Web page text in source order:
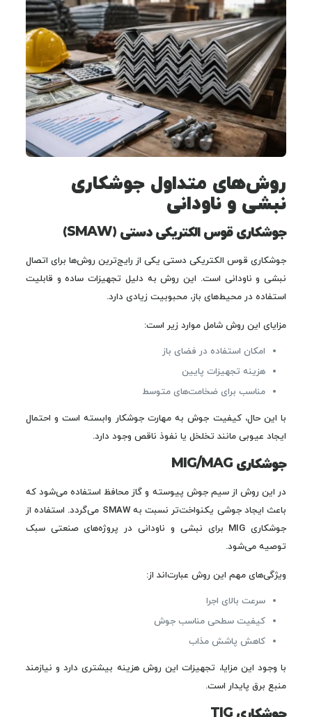
روش‌های متداول جوشکاری
نبشی و ناودانی
جوشکاری قوس الکتریکی دستی (SMAW)
جوشکاری قوس الکتریکی دستی یکی از رایج‌ترین روش‌ها برای اتصال
نبشی و ناودانی است. این روش به دلیل تجهیزات ساده و قابلیت
استفاده در محیط‌های باز، محبوبیت زیادی دارد.
مزایای این روش شامل موارد زیر است:
امکان استفاده در فضای باز
هزینه تجهیزات پایین
مناسب برای ضخامت‌های متوسط
با این حال، کیفیت جوش به مهارت جوشکار وابسته است و احتمال
ایجاد عیوبی مانند تخلخل یا نفوذ ناقص وجود دارد.
جوشکاری MIG/MAG
در این روش از سیم جوش پیوسته و گاز محافظ استفاده می‌شود که
باعث ایجاد جوشی یکنواخت‌تر نسبت به SMAW می‌گردد. استفاده از
جوشکاری MIG برای نبشی و ناودانی در پروژه‌های صنعتی سبک
توصیه می‌شود.
ویژگی‌های مهم این روش عبارت‌اند از:
سرعت بالای اجرا
کیفیت سطحی مناسب جوش
کاهش پاشش مذاب
با وجود این مزایا، تجهیزات این روش هزینه بیشتری دارد و نیازمند
منبع برق پایدار است.